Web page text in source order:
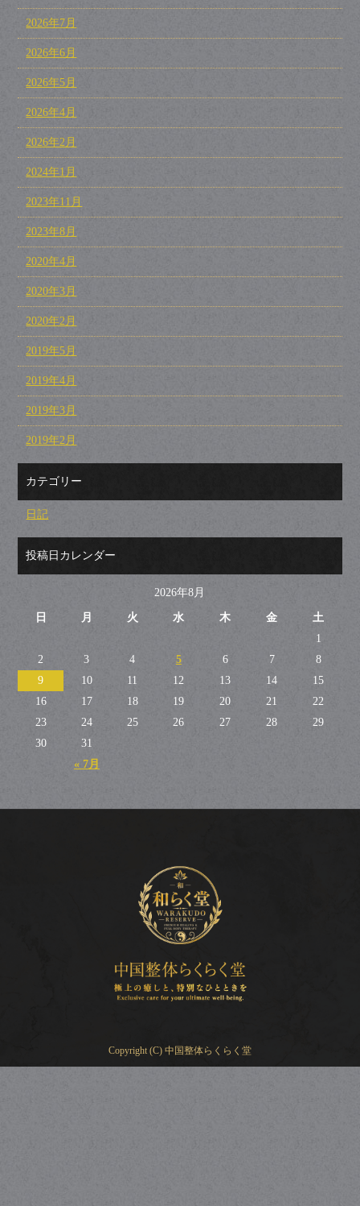
2026年7月
2026年6月
2026年5月
2026年4月
2026年2月
2024年1月
2023年11月
2023年8月
2020年4月
2020年3月
2020年2月
2019年5月
2019年4月
2019年3月
2019年2月
カテゴリー
日記
投稿日カレンダー
2026年8月
日 月 火 水 木 金 土
« 7月
1
2
3 4 5 6 7
8
9
10 11 12 13 14
15
16
17 18 19 20 21
22
23
24 25 26 27 28
29
30
31
Copyright (C) 中国整体らくらく堂